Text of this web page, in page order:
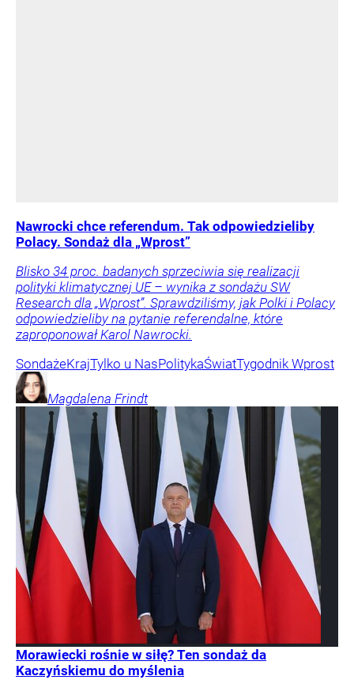
Nawrocki chce referendum. Tak odpowiedzieliby
Polacy. Sondaż dla „Wprost”
Blisko 34 proc. badanych sprzeciwia się realizacji
polityki klimatycznej UE – wynika z sondażu SW
Research dla „Wprost”. Sprawdziliśmy, jak Polki i Polacy
odpowiedzieliby na pytanie referendalne, które
zaproponował Karol Nawrocki.
SondażeKrajTylko u NasPolitykaŚwiatTygodnik Wprost
Magdalena Frindt
Morawiecki rośnie w siłę? Ten sondaż da
Kaczyńskiemu do myślenia